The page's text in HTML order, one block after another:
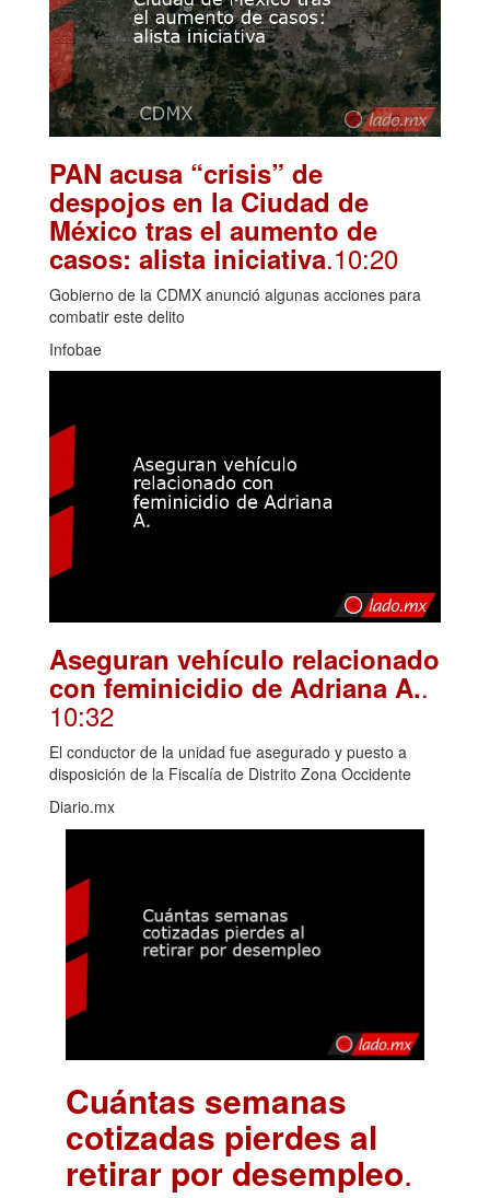
PAN acusa “crisis” de
despojos en la Ciudad de
México tras el aumento de
casos: alista iniciativa.10:20
Gobierno de la CDMX anunció algunas acciones para
combatir este delito
Infobae
Aseguran vehículo relacionado
con feminicidio de Adriana A..
10:32
El conductor de la unidad fue asegurado y puesto a
disposición de la Fiscalía de Distrito Zona Occidente
Diario.mx
Cuántas semanas
cotizadas pierdes al
retirar por desempleo.